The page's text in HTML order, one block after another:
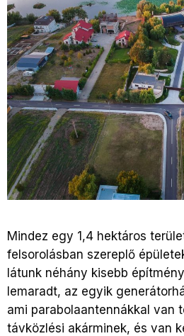
Mindez egy 1,4 hektáros
felsorolásban szereplő
látunk néhány kisebb
lemaradt, az egyik
ami parabolaantennákkal van
távközlési akárminek, és van